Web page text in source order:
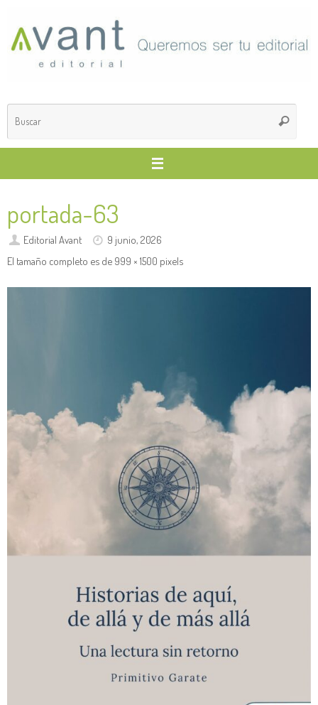
contenido
Buscar
portada-63
Editorial Avant
9 junio, 2026
El tamaño completo es de 999 × 1500 pixels